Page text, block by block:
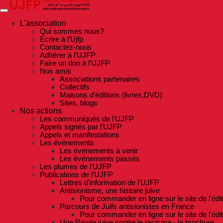
Skip
to
contentL'association
Qui sommes nous?
Ecrire à l’Ujfp
Contactez-nous
Adhérer à l’UJFP
Faire un don à l’UJFP
Nos amis
Associations partenaires
Collectifs
Maisons d’éditions (livres,DVD)
Sites, blogs
Nos actions
Les communiqués de l'UJFP
Appels signés par l'UJFP
Appels et manifestations
Les événements
Les événements à venir
Les événements passés
Les plumes de l'UJFP
Publications de l'UJFP
Lettres d'information de l'UJFP
Antisionisme, une histoire juive
Pour commander en ligne sur le site de
Parcours de Juifs antisionistes en France
Pour commander en ligne sur le site de